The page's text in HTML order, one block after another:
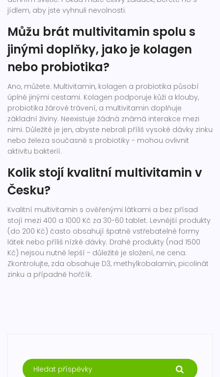
jídlem, aby jste vyhnuli nevolnosti.
Můžu brát multivitamin spolu s
jinými doplňky, jako je kolagen
nebo probiotika?
Ano, můžete. Multivitamin, kolagen a probiotika působí
úplně jinými cestami. Kolagen podporuje kůži a klouby,
probiotika žárové trávení, a multivitamin doplňuje
základní živiny. Neexistuje žádná známá interakce mezi
nimi. Důležité je jen, abyste nebrali příliš vysoké dávky zinku
nebo železa současně s probiotiky - mohou ovlivnit
aktivitu bakterií.
Kolik stojí kvalitní multivitamin v
Česku?
Kvalitní multivitamin s ověřenými látkami a bez přísad
stojí mezi 400 a 1000 Kč za 30-60 tablet. Levnější produkty
(do 200 Kč) často obsahují špatně vstřebatelné formy
látek nebo příliš nízké dávky. Drahé produkty (nad 1500
Kč) nejsou nutně lepší - důležité je složení, ne cena.
Zkontrolujte, zda obsahuje D3, methylkobalamin, picolinát
zinku a případně hořčík.